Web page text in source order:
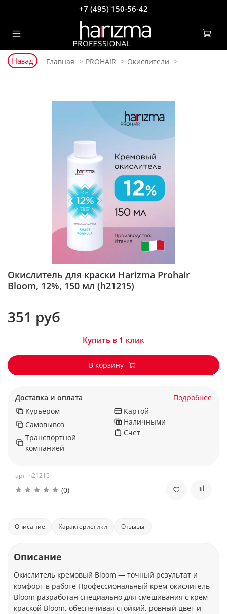
+7 (495) 150-56-42
Назад Главная PROHAIR Окислители
арт. h21215
(0)
Окислитель для краски Harizma Prohair
Bloom, 12%, 150 мл (h21215)
351 руб
Купить в 1 клик
В корзину
Доставка и оплата
Подробнее
Курьером
Самовывоз
Транспортной
компанией
Картой
Наличными
Счет
Описание Характеристики Отзывы
Описание
Окислитель кремовый Bloom — точный результат и
комфорт в работе Профессиональный крем-окислитель
Bloom разработан специально для смешивания с крем-
краской Bloom, обеспечивая стойкий, ровный цвет и